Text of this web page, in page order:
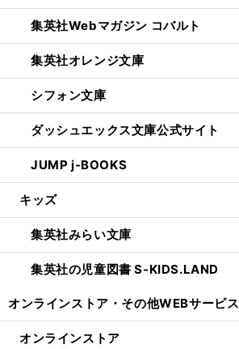
集英社Webマガジン コバルト
集英社オレンジ文庫
シフォン文庫
ダッシュエックス文庫公式サイト
JUMP j-BOOKS
キッズ
集英社みらい文庫
集英社の児童図書 S-KIDS.LAND
オンラインストア・ その他WEBサービス
オンラインストア